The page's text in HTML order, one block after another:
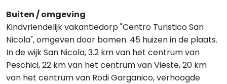
Buiten / omgeving
Kindvriendelijk vakantiedorp "Centro Turistico San
Nicola", omgeven door bomen. 45 huizen in de plaats.
In de wijk San Nicola, 3.2 km van het centrum van
Peschici, 22 km van het centrum van Vieste, 20 km
van het centrum van Rodi Garganico, verhoogde